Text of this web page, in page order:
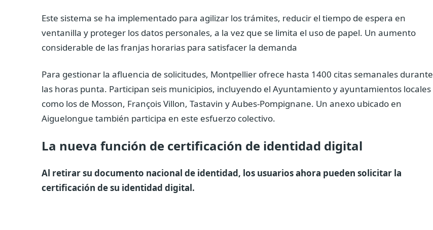
Este sistema se ha implementado para agilizar los trámites, reducir el tiempo de espera en
ventanilla y proteger los datos personales, a la vez que se limita el uso de papel. Un aumento
considerable de las franjas horarias para satisfacer la demanda
Para gestionar la afluencia de solicitudes, Montpellier ofrece hasta 1400 citas semanales durante
las horas punta. Participan seis municipios, incluyendo el Ayuntamiento y ayuntamientos locales
como los de Mosson, François Villon, Tastavin y Aubes-Pompignane. Un anexo ubicado en
Aiguelongue también participa en este esfuerzo colectivo.
La nueva función de certificación de identidad digital
Al retirar su documento nacional de identidad, los usuarios ahora pueden solicitar la
certificación de su identidad digital.